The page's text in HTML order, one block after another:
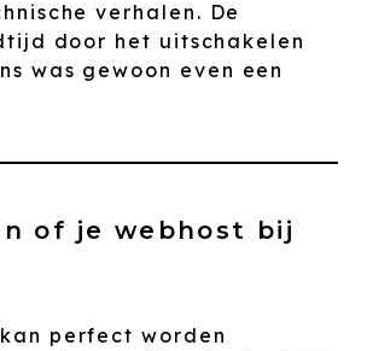
verhalen. De
door het uitschakelen
was gewoon even een
of je webhost bij
perfect worden